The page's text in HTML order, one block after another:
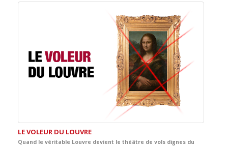
LE VOLEUR DU LOUVRE
Quand le véritable Louvre devient le théâtre de vols dignes du